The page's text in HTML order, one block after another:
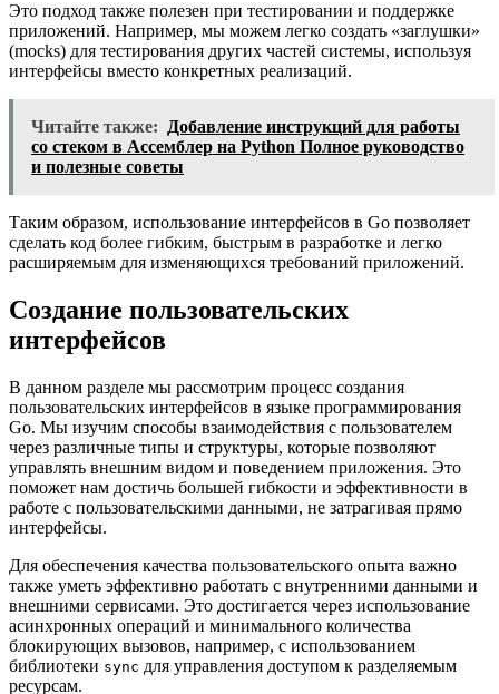
Это подход также полезен при тестировании и поддержке
приложений. Например, мы можем легко создать «заглушки»
(mocks) для тестирования других частей системы, используя
интерфейсы вместо конкретных реализаций.
Читайте также:
Добавление инструкций для работы
со стеком в Ассемблер на Python Полное руководство
и полезные советы
Таким образом, использование интерфейсов в Go позволяет
сделать код более гибким, быстрым в разработке и легко
расширяемым для изменяющихся требований приложений.
Создание пользовательских
интерфейсов
В данном разделе мы рассмотрим процесс создания
пользовательских интерфейсов в языке программирования
Go. Мы изучим способы взаимодействия с пользователем
через различные типы и структуры, которые позволяют
управлять внешним видом и поведением приложения. Это
поможет нам достичь большей гибкости и эффективности в
работе с пользовательскими данными, не затрагивая прямо
интерфейсы.
Для обеспечения качества пользовательского опыта важно
также уметь эффективно работать с внутренними данными и
внешними сервисами. Это достигается через использование
асинхронных операций и минимального количества
блокирующих вызовов, например, с использованием
библиотеки sync для управления доступом к разделяемым
ресурсам.